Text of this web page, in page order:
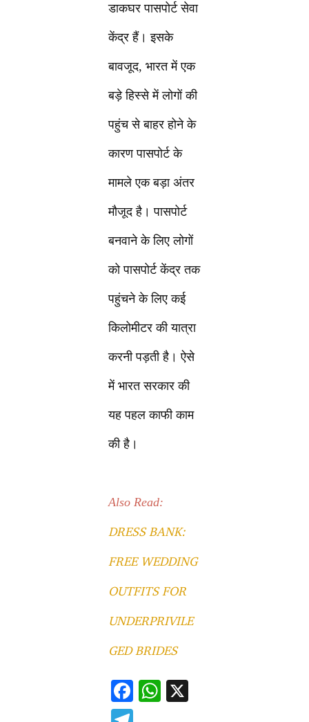
डाकघर पासपोर्ट सेवा
केंद्र हैं। इसके
बावजूद, भारत में एक
बड़े हिस्से में लोगों की
पहुंच से बाहर होने के
कारण पासपोर्ट के
मामले एक बड़ा अंतर
मौजूद है। पासपोर्ट
बनवाने के लिए लोगों
को पासपोर्ट केंद्र तक
पहुंचने के लिए कई
किलोमीटर की यात्रा
करनी पड़ती है। ऐसे
में भारत सरकार की
यह पहल काफी काम
की है।
Also Read:
DRESS BANK:
FREE WEDDING
OUTFITS FOR
UNDERPRIVILE
GED BRIDES
F
W